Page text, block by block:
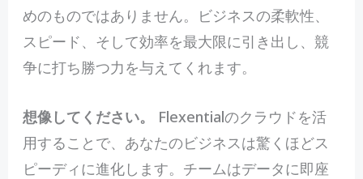
めのものではありません。ビジネスの柔軟性、
スピード、そして効率を最大限に引き出し、競
争に打ち勝つ力を与えてくれます。
想像してください。
Flexentialのクラウドを活
用することで、あなたのビジネスは驚くほどス
ピーディに進化します。チームはデータに即座